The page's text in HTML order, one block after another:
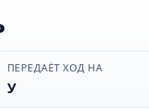
ПЕРЕДАЁТ ХОД НА
У